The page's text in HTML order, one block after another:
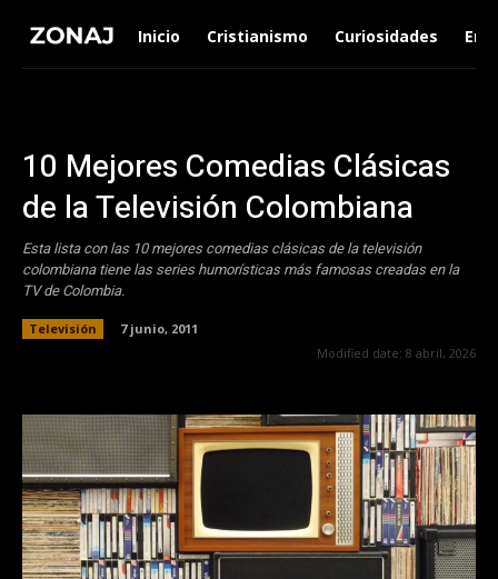
Inicio Cristianismo Curiosidades
10 Mejores Comedias Clásicas
de la Televisión Colombiana
Esta lista con las 10 mejores comedias clásicas de la televisión
colombiana tiene las series humorísticas más famosas creadas en la
TV de Colombia.
Televisión
7 junio, 2011
Modified date: 8 abril, 2026